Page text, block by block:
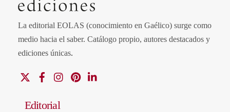
La editorial EOLAS (conocimiento en Gaélico) surge como
medio hacia el saber.Catálogo propio, autores destacados y
ediciones únicas.
FacebookInstagramPinterest
Editorial